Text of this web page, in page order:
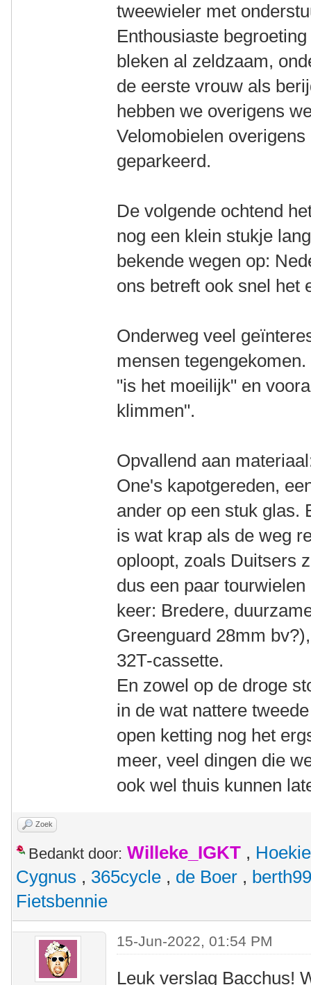
tweewieler met
Enthousiaste
bleken al zeldzaam,
de eerste vrouw als
hebben we overigens
Velomobielen
geparkeerd.
De volgende ochtend
nog een klein stukje
bekende wegen op:
ons betreft ook snel het
Onderweg veel
mensen
"is het moeilijk" en
klimmen".
Opvallend aan
One's kapotgereden,
ander op een stuk glas.
is wat krap als de weg
oploopt, zoals Duitsers
dus een paar
keer: Bredere,
Greenguard 28mm
32T-cassette.
En zowel op de droge
in de wat nattere
open ketting nog het
meer, veel dingen die
ook wel thuis kunnen
Zoek
Bedankt door: Willeke_IGKT , Hoekie
Cygnus , 365cycle , de Boer ,
Fietsbennie
15-Jun-2022, 01:54 PM
Leuk verslag Bacchus!